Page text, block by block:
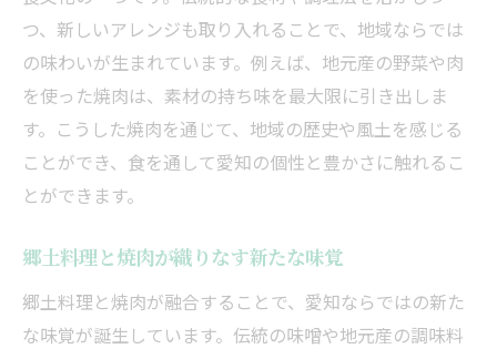
つ、新しいアレンジも取り入れることで、地域ならでは
の味わいが生まれています。例えば、地元産の野菜や肉
を使った焼肉は、素材の持ち味を最大限に引き出しま
す。こうした焼肉を通じて、地域の歴史や風土を感じる
ことができ、食を通して愛知の個性と豊かさに触れるこ
とができます。
郷土料理と焼肉が織りなす新たな味覚
郷土料理と焼肉が融合することで、愛知ならではの新た
な味覚が誕生しています。伝統の味噌や地元産の調味料